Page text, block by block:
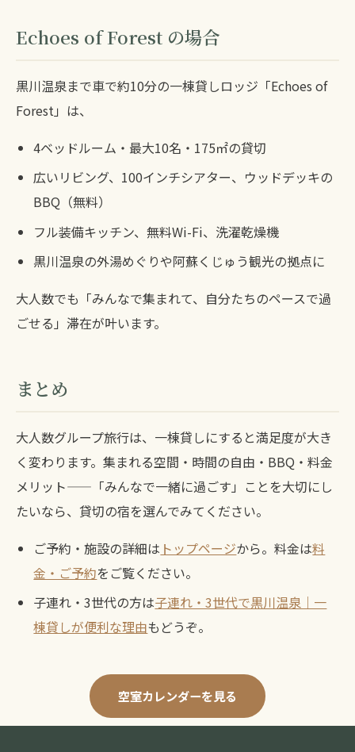
Echoes of Forest の場合
黒川温泉まで車で約10分の一棟貸しロッジ「Echoes of
Forest」は、
4ベッドルーム・最大10名・175㎡の貸切
広いリビング、100インチシアター、ウッドデッキの
BBQ（無料）
フル装備キッチン、無料Wi-Fi、洗濯乾燥機
黒川温泉の外湯めぐりや阿蘇くじゅう観光の拠点に
大人数でも「みんなで集まれて、自分たちのペースで過
ごせる」滞在が叶います。
まとめ
大人数グループ旅行は、一棟貸しにすると満足度が大き
く変わります。集まれる空間・時間の自由・BBQ・料金
メリット——「みんなで一緒に過ごす」ことを大切にし
たいなら、貸切の宿を選んでみてください。
ご予約・施設の詳細は トップページから。料金は料
金・ご予約をご覧ください。
子連れ・3世代の方は子連れ・3世代で黒川温泉｜一
棟貸しが便利な理由もどうぞ。
空室カレンダーを見る